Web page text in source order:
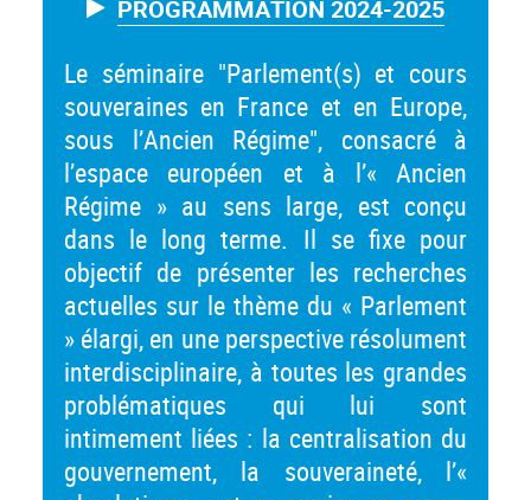
PROGRAMMATION 2024-2025
Le séminaire "Parlement(s) et cours
souveraines en France et en Europe,
sous l’Ancien Régime", consacré à
l’espace européen et à l’« Ancien
Régime » au sens large, est conçu
dans le long terme. Il se fixe pour
objectif de présenter les recherches
actuelles sur le thème du « Parlement
» élargi, en une perspective résolument
interdisciplinaire, à toutes les grandes
problématiques qui lui sont
intimement liées : la centralisation du
gouvernement, la souveraineté, l’«